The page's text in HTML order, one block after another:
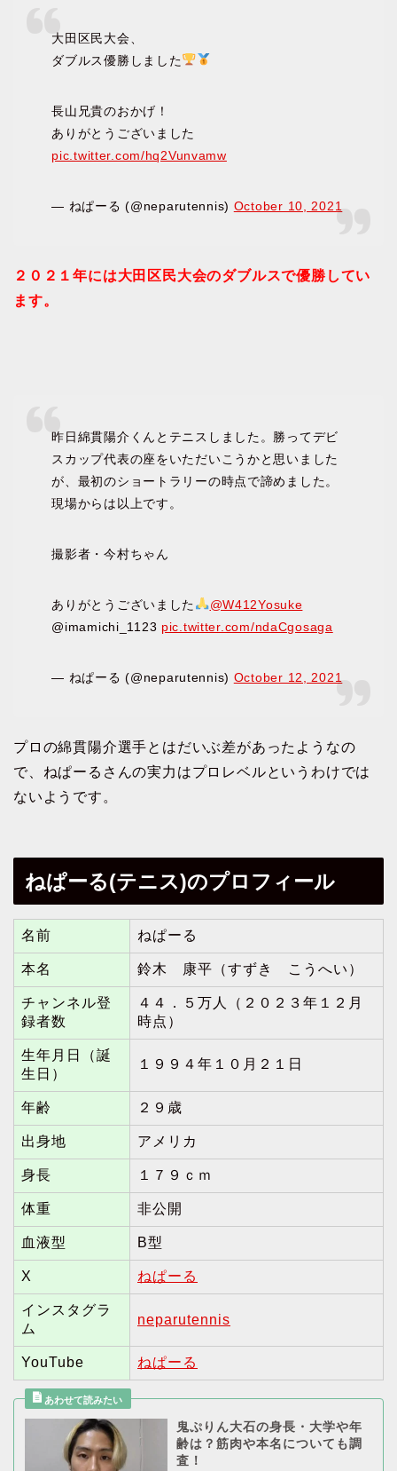
大田区民大会、
ダブルス優勝しました
長山兄貴のおかげ！
ありがとうございました
pic.twitter.com/hq2Vunvamw
— ねぱーる (@neparutennis) October 10, 2021
２０２１年には大田区民大会のダブルスで優勝してい
ます。
昨日綿貫陽介くんとテニスしました。勝ってデビ
スカップ代表の座をいただいこうかと思いました
が、最初のショートラリーの時点で諦めました。
現場からは以上です。
撮影者・今村ちゃん
ありがとうございました
@W412Yosuke
@imamichi_1123 pic.twitter.com/ndaCgosaga
— ねぱーる (@neparutennis) October 12, 2021
プロの綿貫陽介選手とはだいぶ差があったようなの
で、ねぱーるさんの実力はプロレベルというわけでは
ないようです。
ねぱーる(テニス)のプロフィール
名前 ねぱーる
本名 鈴木 康平（すずき こうへい）
チャンネル登
録者数
４４．５万人（２０２３年１２月
時点）
生年月日（誕
生日）
１９９４年１０月２１日
年齢 ２９歳
出身地 アメリカ
身長 １７９ｃｍ
体重 非公開
血液型 B型
X ねぱーる
インスタグラ
ム
neparutennis
YouTube ねぱーる
鬼ぷりん大石の身長・大学や年
齢は？筋肉や本名についても調
査！